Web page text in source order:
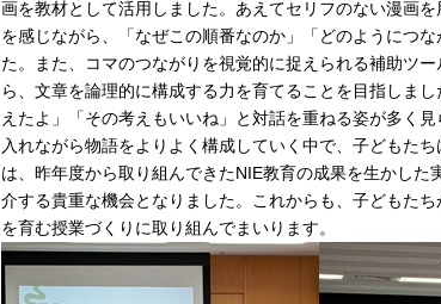
画を教材として活用しました。あえてセリフのない漫画
を感じながら、「なぜこの順番なのか」「どのようにつ
た。また、コマのつながりを視覚的に捉えられる補助ツ
ら、文章を論理的に構成する力を育てることを目指しま
えたよ」「その考えもいいね」と対話を重ねる姿が多く
入れながら物語をよりよく構成していく中で、子どもた
は、昨年度から取り組んできたNIE教育の成果を生かし
介する貴重な機会となりました。これからも、子どもた
を育む授業づくりに取り組んでまいります。